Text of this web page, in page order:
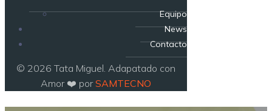
Equipo
News
Contacto
© 2026 Tata Miguel. Adapatado con
Amor ❤️ porSAMTECNO